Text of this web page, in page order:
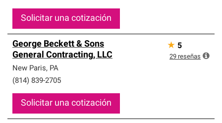
Solicitar una cotización
George Beckett & Sons
General Contracting, LLC
New Paris, PA
(814) 839-2705
Solicitar una cotización
★ 5
29 reseñas